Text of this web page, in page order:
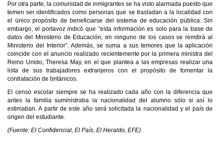
Por otra parte, la comunidad de inmigrantes se ha visto alarmada puesto que
temen ser identificados como personas que se trasladan a la localidad con
el único propósito de beneficiarse del sistema de educación pública. Sin
embargo, el portavoz indicó que “esta información es solo para la base de
datos del Ministerio de Educación, en ninguno de los casos se remitirá al
Ministerio del Interior”. Además, se suma a sus temores que la aplicación
coincide con el anuncio realizado recientemente por la primera ministra del
Reino Unido, Theresa May, en el que plantea a las empresas realizar una
lista de sus trabajadores extranjeros con el propósito de fomentar la
contratación de británicos.
El censo escolar siempre se ha realizado cada año con la diferencia que
antes la familia suministraba la nacionalidad del alumno sólo si así lo
estimaban. A partir de este año será solicitada la nacionalidad y el país de
origen del estudiante.
(Fuente: El Confidencial, El País, El Heraldo, EFE)